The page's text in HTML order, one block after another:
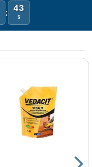
: 43
S